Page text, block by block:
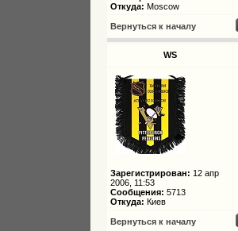
Откуда: Moscow
Вернуться к началу
WS
Зарегистрирован: 12 апр
2006, 11:53
Сообщения: 5713
Откуда: Киев
Вернуться к началу